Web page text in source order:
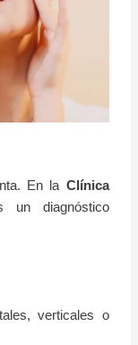
En la Clínica
un diagnóstico
verticales o